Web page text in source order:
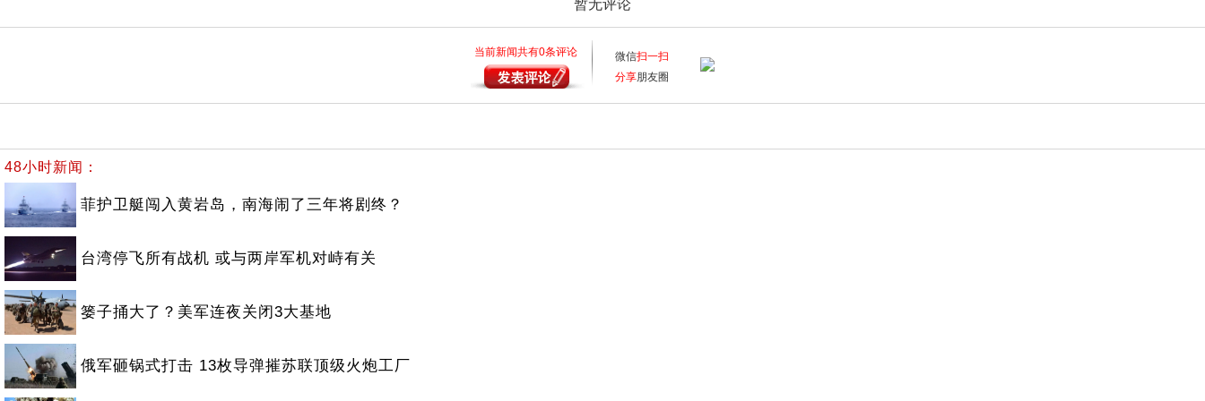
暂无评论
当前新闻共有0条评论 微信扫一扫
分享朋友圈
48小时新闻：
菲护卫艇闯入黄岩岛，南海闹了三年将剧终？
台湾停飞所有战机 或与两岸军机对峙有关
篓子捅大了？美军连夜关闭3大基地
俄军砸锅式打击 13枚导弹摧苏联顶级火炮工厂